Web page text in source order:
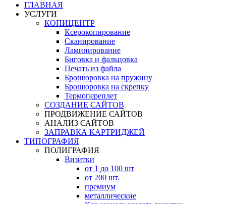
ГЛАВНАЯ
УСЛУГИ
КОПИЦЕНТР
Ксерокопирование
Сканирование
Ламинирование
Биговка и фальцовка
Печать из файла
Брошюровка на пружину
Брошюровка на скрепку
Термопереплет
СОЗДАНИЕ САЙТОВ
ПРОДВИЖЕНИЕ САЙТОВ
АНАЛИЗ САЙТОВ
ЗАПРАВКА КАРТРИДЖЕЙ
ТИПОГРАФИЯ
ПОЛИГРАФИЯ
Визитки
от 1 до 100 шт
от 200 шт.
премиум
металлические